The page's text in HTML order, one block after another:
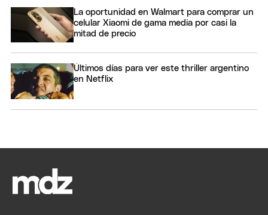
La oportunidad en Walmart para comprar un
celular Xiaomi de gama media por casi la
mitad de precio
Últimos días para ver este thriller argentino
en Netflix